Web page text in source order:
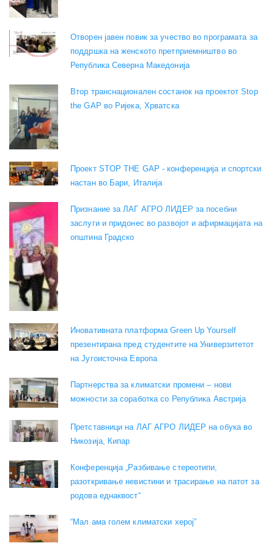
Отворен јавен повик за учество во програмата за
поддршка на женското претприемништво во
Република Северна Македонија
Втор транснационален состанок на проектот Stop
the GAP во Ријека, Хрватска
Проект STOP THE GAP - конференција и спортски
настан во Бари, Италија
Признание за ЛАГ АГРО ЛИДЕР за посебни
заслуги и придонес во развојот и афирмацијата на
општина Градско
Иновативната платформа Green Up Yourself
презентирана пред студентите на Универзитетот
на Југоисточна Европа
Партнерства за климатски промени – нови
можности за соработка со Република Австрија
Претставници на ЛАГ АГРО ЛИДЕР на обука во
Никозија, Кипар
Конференција „Разбивање стереотипи,
разоткривање невистини и трасирање на патот за
родова еднаквост“
“Мал ама голем климатски херој”